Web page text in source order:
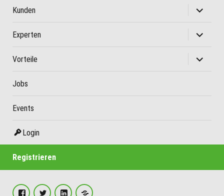
Kunden
öffnen
Experten
öffnen
Vorteile
öffnen
Jobs
Events
Login
Registrieren